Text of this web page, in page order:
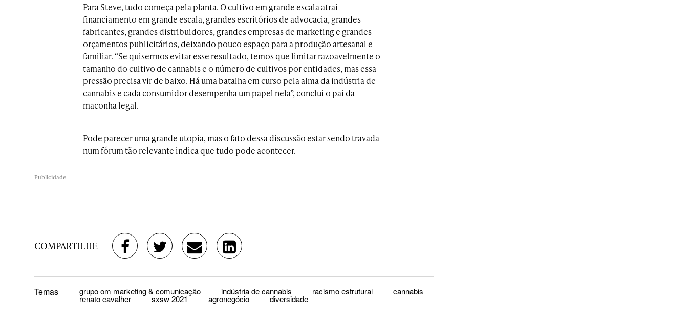
Para Steve, tudo começa pela planta. O cultivo em grande escala atrai
financiamento em grande escala, grandes escritórios de advocacia, grandes
fabricantes, grandes distribuidores, grandes empresas de marketing e grandes
orçamentos publicitários, deixando pouco espaço para a produção artesanal e
familiar. “Se quisermos evitar esse resultado, temos que limitar razoavelmente o
tamanho do cultivo de cannabis e o número de cultivos por entidades, mas essa
pressão precisa vir de baixo. Há uma batalha em curso pela alma da indústria de
cannabis e cada consumidor desempenha um papel nela”, conclui o pai da
maconha legal.
Pode parecer uma grande utopia, mas o fato dessa discussão estar sendo travada
num fórum tão relevante indica que tudo pode acontecer.
Publicidade
COMPARTILHE
Temas grupo om marketing & comunicação indústria de cannabis racismo estrutural cannabis
renato cavalher sxsw 2021 agronegócio diversidade